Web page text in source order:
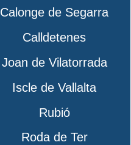
Calonge de Segarra
Calldetenes
Joan de Vilatorrada
Iscle de Vallalta
Rubió
Roda de Ter